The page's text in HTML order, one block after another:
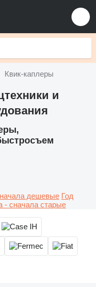
Квик-каплеры
и
дешевые Год
- сначала старые